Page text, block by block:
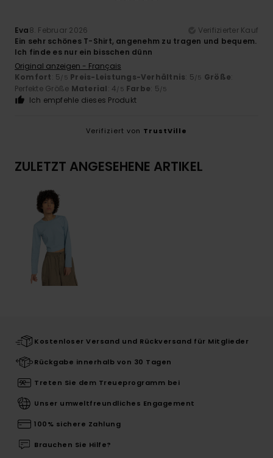
Eva8. Februar 2026
Verifizierter Kauf
Ein sehr schönes T-Shirt, angenehm zu tragen und bequem.
Ich finde es nur ein bisschen dünn
Original anzeigen - Français
Komfort: 5/5 Preis-Leistungs-Verhältnis: 5/5 Größe:
Perfekte Größe Material: 4/5 Farbe: 5/5
Ich empfehle dieses Produkt
Verifiziert von TrustVille
ZULETZT ANGESEHENE ARTIKEL
Kostenloser Versand und Rückversand für Mitglieder
Rückgabe innerhalb von 30 Tagen
Treten Sie dem Treueprogramm bei
Unser umweltfreundliches Engagement
100% sichere Zahlung
Brauchen Sie Hilfe?